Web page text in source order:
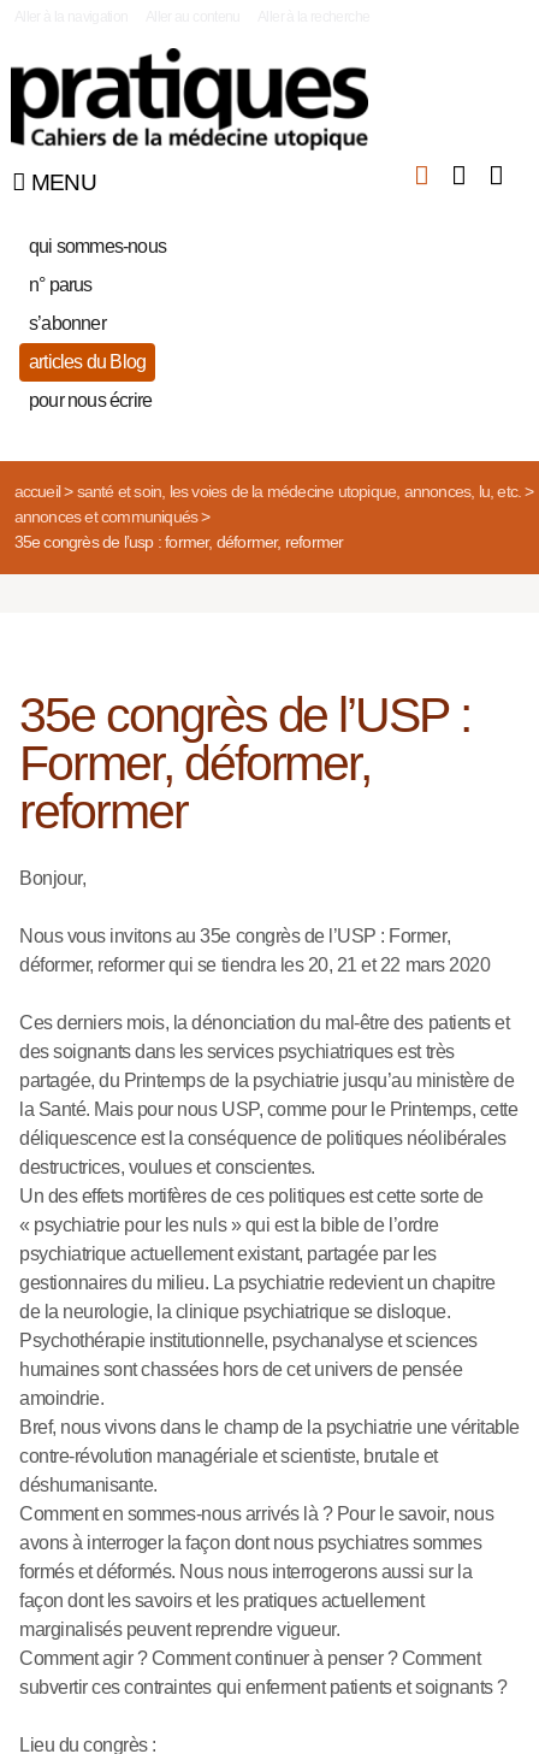
MENU
qui sommes-nous
n° parus
s’abonner
articles du Blog
pour nous écrire
accueil> santé et soin, les voies de la médecine utopique, annonces, lu, etc.>
annonces et communiqués>
35e congrès de l’usp : former, déformer, reformer
35e congrès de l’USP :
Former, déformer,
reformer
Bonjour,
Nous vous invitons au 35e congrès de l’USP : Former,
déformer, reformer qui se tiendra les 20, 21 et 22 mars 2020
Ces derniers mois, la dénonciation du mal-être des patients et
des soignants dans les services psychiatriques est très
partagée, du Printemps de la psychiatrie jusqu’au ministère de
la Santé. Mais pour nous USP, comme pour le Printemps, cette
déliquescence est la conséquence de politiques néolibérales
destructrices, voulues et conscientes.
Un des effets mortifères de ces politiques est cette sorte de
« psychiatrie pour les nuls » qui est la bible de l’ordre
psychiatrique actuellement existant, partagée par les
gestionnaires du milieu. La psychiatrie redevient un chapitre
de la neurologie, la clinique psychiatrique se disloque.
Psychothérapie institutionnelle, psychanalyse et sciences
humaines sont chassées hors de cet univers de pensée
amoindrie.
Bref, nous vivons dans le champ de la psychiatrie une véritable
contre-révolution managériale et scientiste, brutale et
déshumanisante.
Comment en sommes-nous arrivés là ? Pour le savoir, nous
avons à interroger la façon dont nous psychiatres sommes
formés et déformés. Nous nous interrogerons aussi sur la
façon dont les savoirs et les pratiques actuellement
marginalisés peuvent reprendre vigueur.
Comment agir ? Comment continuer à penser ? Comment
subvertir ces contraintes qui enferment patients et soignants ?
Lieu du congrès :